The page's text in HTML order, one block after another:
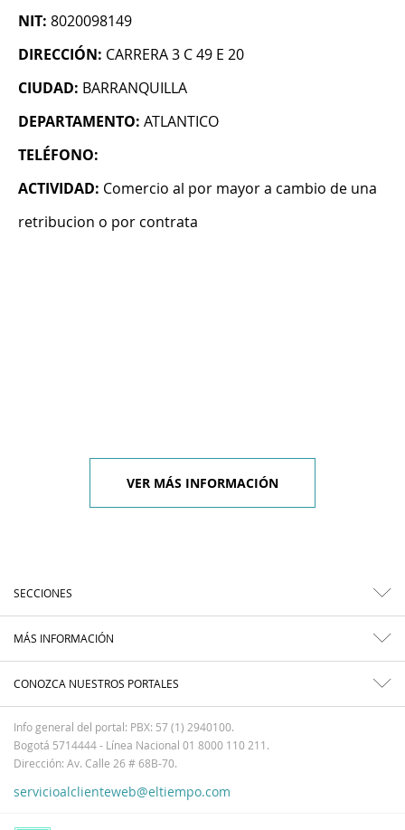
NIT: 8020098149
DIRECCIÓN: CARRERA 3 C 49 E 20
CIUDAD: BARRANQUILLA
DEPARTAMENTO: ATLANTICO
TELÉFONO:
ACTIVIDAD: Comercio al por mayor a cambio de una
retribucion o por contrata
VER MÁS INFORMACIÓN
SECCIONES
MÁS INFORMACIÓN
CONOZCA NUESTROS PORTALES
Info general del portal: PBX: 57 (1) 2940100.
Bogotá 5714444 - Línea Nacional 01 8000 110 211.
Dirección: Av. Calle 26 # 68B-70.
servicioalclienteweb@eltiempo.com